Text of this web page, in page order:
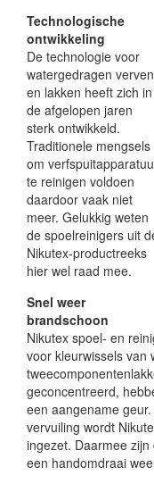
Technologische
ontwikkeling
De technologie voor
watergedragen verven
en lakken heeft zich in
de afgelopen jaren
sterk ontwikkeld.
Traditionele mengsels
om
te reinigen voldoen
daardoor vaak niet
meer. Gelukkig weten
de spoelreinigers uit
Nikutex-productreeks
hier wel raad mee.
Snel weer
brandschoon
Nikutex spoel- en
voor kleurwissels van
geconcentreerd,
een aangename
vervuiling wordt
ingezet. Daarmee
een handomdraai